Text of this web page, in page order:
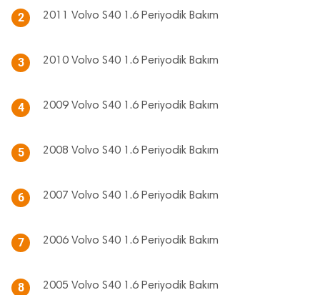
2 2011 Volvo S40 1.6 Periyodik Bakım
3 2010 Volvo S40 1.6 Periyodik Bakım
4 2009 Volvo S40 1.6 Periyodik Bakım
5 2008 Volvo S40 1.6 Periyodik Bakım
6 2007 Volvo S40 1.6 Periyodik Bakım
7 2006 Volvo S40 1.6 Periyodik Bakım
8 2005 Volvo S40 1.6 Periyodik Bakım